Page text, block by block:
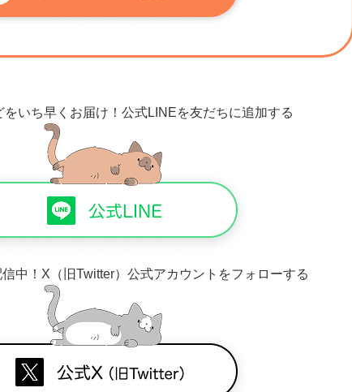
いち早くお届け！ 公式LINEを友だちに追加する
中！ X（旧Twitter）公式アカウントをフォローする